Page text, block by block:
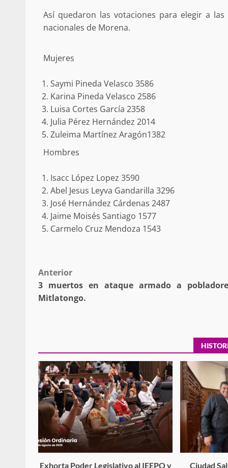
Así quedaron las votaciones para elegir a
nacionales de Morena.
Mujeres
Saymi Pineda Velasco 3586
Karina Pineda Velasco 2586
Luisa Cortes García 2358
Julia Pérez Hernández 2014
Zuleima Martínez Aragón1382
Hombres
Isacc López Lopez 3590
Abel Jesus Leyva Gandarilla 3296
José Hernández Cárdenas 2487
Jaime Moisés Santiago 1577
Carmelo Cruz Mendoza 1543
Post
navigation
Anterior
3 muertos en ataque armado a
Mitlatongo.
Exhorta Poder Legislativo al IEEPO y
Ciudad
altura del puente Templadera,
22 octubre 2024
Sanciona Municipio
Juárez caso de
Despliega Gabinete
operativos aéreos en
para reforzar la
búsqueda de persona
admin 17 septiembre 2025